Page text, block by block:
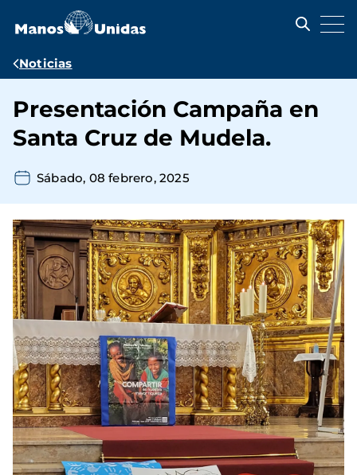
contenido
Ruta
navegación
Noticias
Presentación Campaña en
Santa Cruz de Mudela.
Sábado, 08 febrero, 2025